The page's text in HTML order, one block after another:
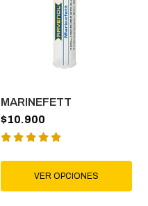
MARINEFETT
$10.900
VER OPCIONES